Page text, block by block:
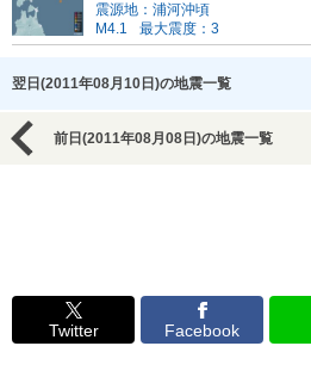
震源地：浦河沖頃
M4.1
最大震度：3
翌日(2011年08月10日)の地震一覧
前日(2011年08月08日)の地震一覧
Twitter Facebook